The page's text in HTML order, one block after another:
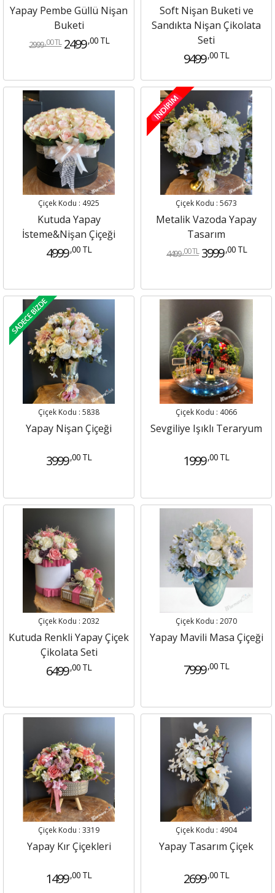
Yapay Pembe Güllü Nişan
Buketi
2999 ,00 TL 2499 ,00 TL
Soft Nişan Buketi ve
Sandıkta Nişan Çikolata
Seti
9499 ,00 TL
Çiçek Kodu : 4925
Kutuda Yapay
İsteme&Nişan Çiçeği
4999 ,00 TL
Çiçek Kodu : 5673
Metalik Vazoda Yapay
Tasarım
4499 ,00 TL 3999 ,00 TL
Çiçek Kodu : 5838
Yapay Nişan Çiçeği
3999 ,00 TL
Çiçek Kodu : 4066
Sevgiliye Işıklı Teraryum
1999 ,00 TL
Çiçek Kodu : 2032
Kutuda Renkli Yapay Çiçek
Çikolata Seti
6499 ,00 TL
Çiçek Kodu : 2070
Yapay Mavili Masa Çiçeği
7999 ,00 TL
Çiçek Kodu : 3319
Yapay Kır Çiçekleri
1499 ,00 TL
Çiçek Kodu : 4904
Yapay Tasarım Çiçek
2699 ,00 TL